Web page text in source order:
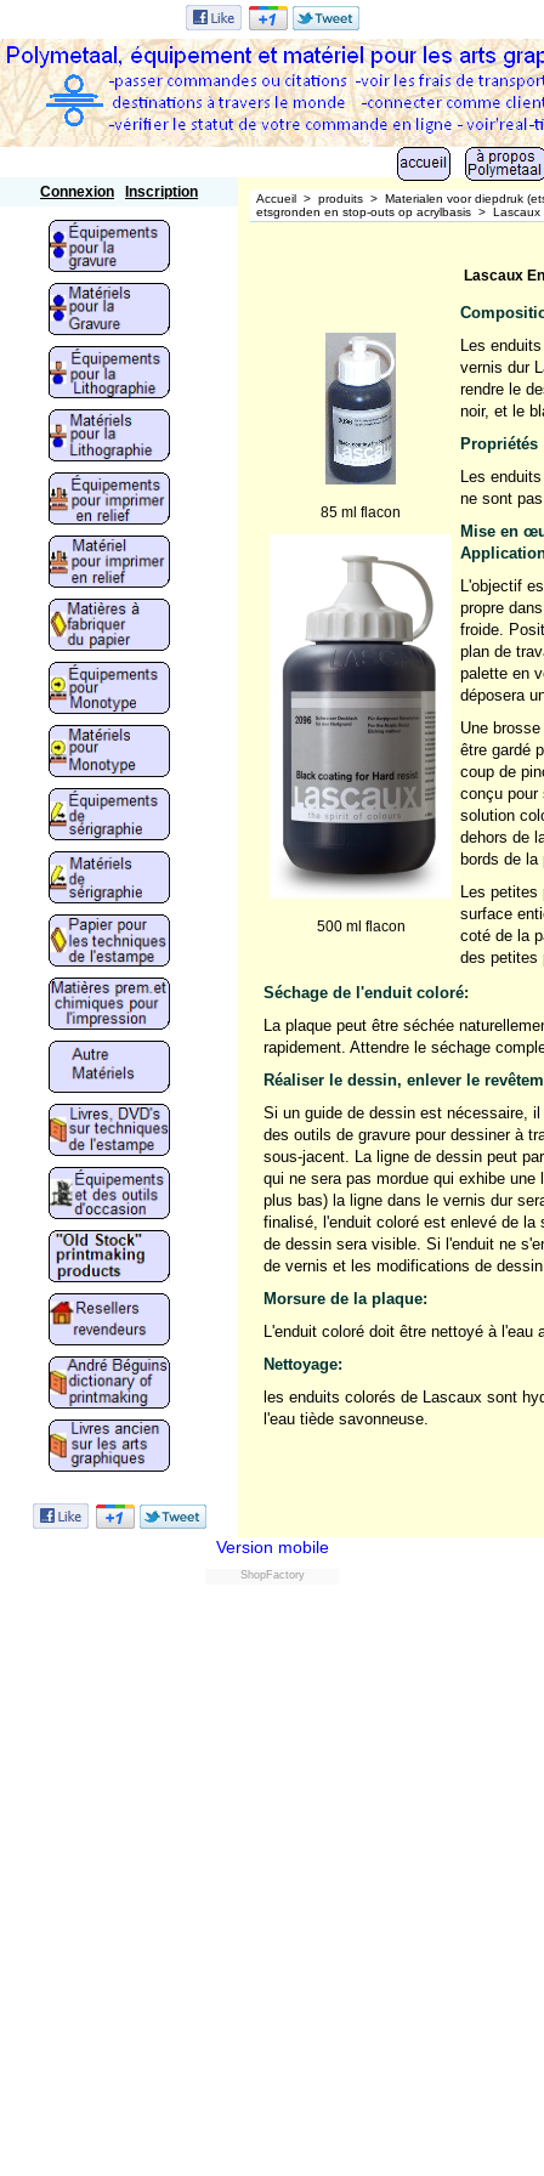
Connexion Inscription Accueil > produits > Materialen voor diepdruk
etsgronden en stop-outs op acrylbasis > Lascaux
Lascaux
85 ml flacon
500 ml flacon
Les
vernis dur
rendre le
noir, et le
Propriétés
Les
ne sont
Mise en
L'objectif
propre
froide.
plan de
palette en
déposera
Une
être gardé
coup de
conçu pour
solution
dehors de
bords de la
Les petites
surface
coté de la
des petites
Séchage de l'enduit coloré:
La plaque peut être séchée
rapidement. Attendre le séchage
Réaliser le dessin, enlever le
Si un guide de dessin est nécessaire,
des outils de gravure pour dessiner à
sous-jacent. La ligne de dessin peut
qui ne sera pas mordue qui exhibe
plus bas) la ligne dans le vernis dur
finalisé, l'enduit coloré est enlevé de
de dessin sera visible. Si l'enduit ne
de vernis et les modifications de
Morsure de la plaque:
L'enduit coloré doit être nettoyé à
Nettoyage:
les enduits colorés de Lascaux sont
l'eau tiède savonneuse.
Version mobile
ShopFactory